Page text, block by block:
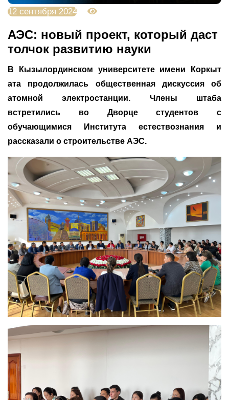
12 сентября 2024
АЭС: новый проект, который даст
толчок развитию науки
В Кызылординском университете имени Коркыт
ата продолжилась общественная дискуссия об
атомной электростанции. Члены штаба
встретились во Дворце студентов с
обучающимися Института естествознания и
рассказали о строительстве АЭС.